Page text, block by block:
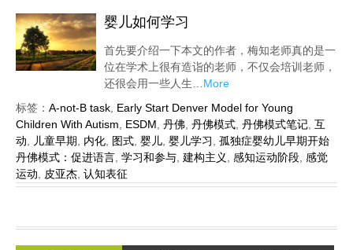
婴儿如何学习
首先要介绍一下本文的作者，梅知老师真的是一
位在学术上很有造诣的老师，不仅会培训老师，
还很会用一些人生… More
标签： A-not-B task Early Start Denver Model for Young
Children With Autism
ESDM 丹佛 丹佛模式 丹佛模式笔记 互
动
儿童早期 内化 图式 婴儿 婴儿学习
孤独症婴幼儿早期开始
丹佛模式：促进语言 学习和参与 建构主义 感知运动阶段 感觉
运动
皮亚杰 认知表征